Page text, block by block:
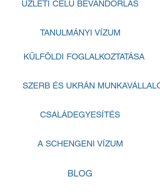
ÜZLETI CÉLÚ BEVÁNDORLÁS
TANULMÁNYI VÍZUM
KÜLFÖLDI FOGLALKOZTATÁSA
SZERB ÉS UKRÁN
CSALÁDEGYESÍTÉS
A SCHENGENI VÍZUM
BLOG